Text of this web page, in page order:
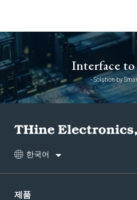
Interface
- Solution by
한국어
제품